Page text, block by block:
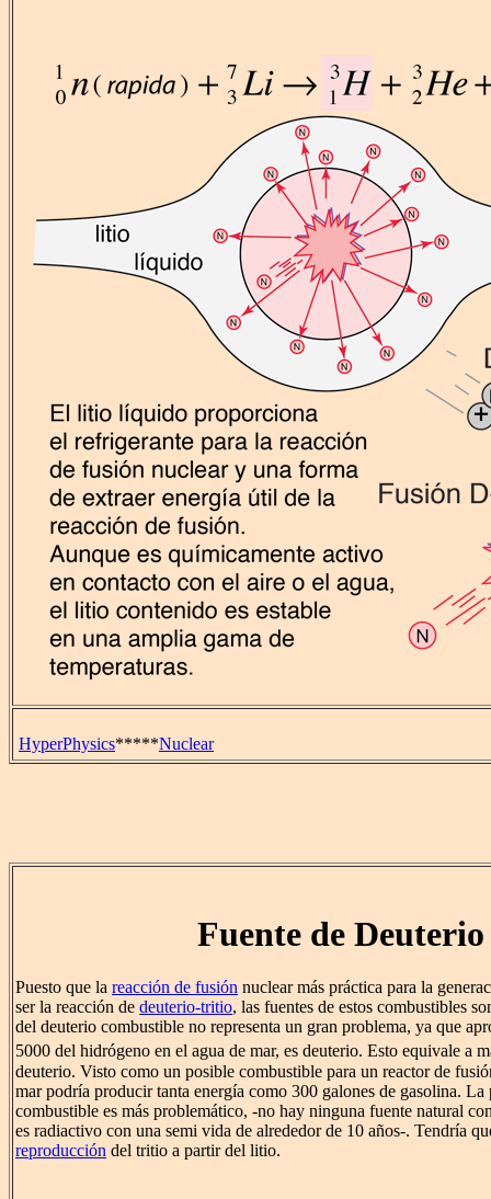
HyperPhysics*****Nuclear
Fuente de Deuterio
Puesto que la reacción de fusión nuclear más práctica para la
ser la reacción de deuterio-tritio, las fuentes de estos combustibles
del deuterio combustible no representa un gran problema, ya que
5000 del hidrógeno en el agua de mar, es deuterio. Esto equivale a
deuterio. Visto como un posible combustible para un reactor de
mar podría producir tanta energía como 300 galones de gasolina.
combustible es más problemático, -no hay ninguna fuente natural
es radiactivo con una semi vida de alrededor de 10 años-. Tendría
reproducción del tritio a partir del litio.